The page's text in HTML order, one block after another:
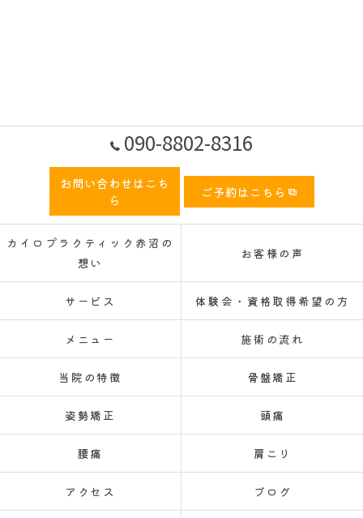
090-8802-8316
お問い合わせはこち
ら
ご予約はこちら
カイロプラクティック赤沼の
想い
お客様の声
サービス 体験会・資格取得希望の方
メニュー 施術の流れ
当院の特徴 骨盤矯正
姿勢矯正 頭痛
腰痛 肩こり
アクセス ブログ